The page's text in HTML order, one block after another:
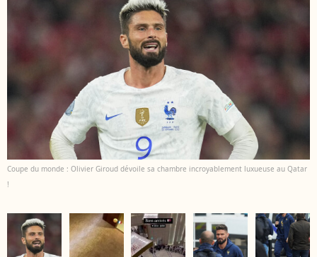
Coupe du monde : Olivier Giroud dévoile sa chambre incroyablement luxueuse au Qatar
!